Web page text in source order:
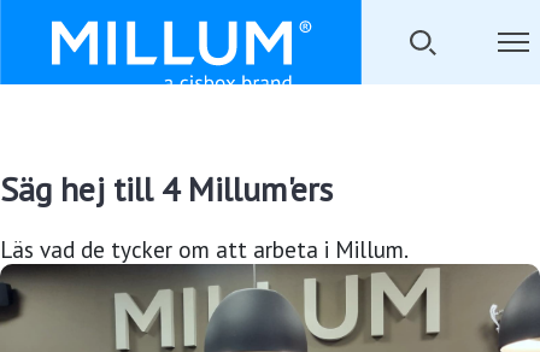
Säg hej till 4 Millum'ers
Läs vad de tycker om att arbeta i Millum.